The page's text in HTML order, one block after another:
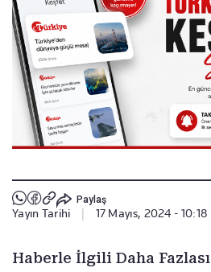
Paylaş
Yayın Tarihi 17 Mayıs, 2024 - 10:18
Haberle İlgili Daha Fazlası